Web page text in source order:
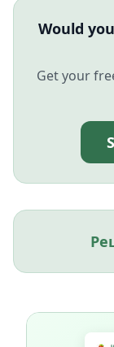
Would
Get your